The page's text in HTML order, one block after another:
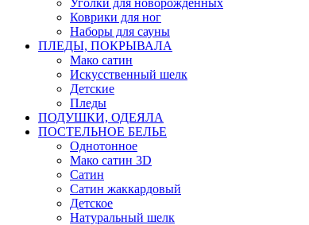
Уголки для новорожденных
Коврики для ног
Наборы для сауны
ПЛЕДЫ, ПОКРЫВАЛА
Мако сатин
Искусственный шелк
Детские
Пледы
ПОДУШКИ, ОДЕЯЛА
ПОСТЕЛЬНОЕ БЕЛЬЕ
Однотонное
Мако сатин 3D
Сатин
Сатин жаккардовый
Детское
Натуральный шелк